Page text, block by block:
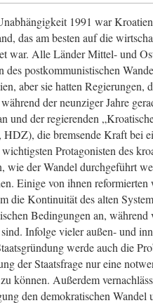
1991 war
das am besten auf die
war. Alle Länder Mittel- und
des postkommunistischen
aber sie hatten Regierungen,
der neunziger Jahre
und der regierenden
HDZ), die bremsende Kraft bei
Protagonisten des
wie der Wandel durchgeführt
Einige von ihnen
die Kontinuität des alten
Bedingungen an,
Infolge vieler außen- und
werde auch die
der Staatsfrage nur eine
können. Außerdem
den demokratischen Wandel